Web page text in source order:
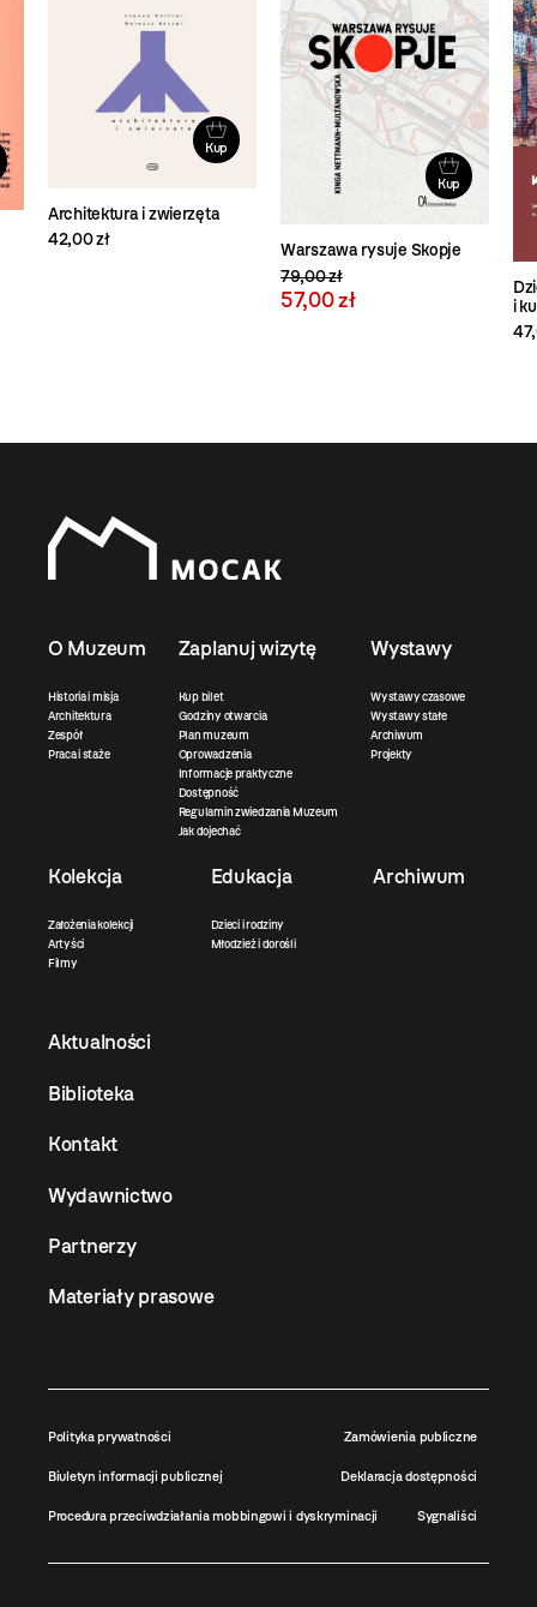
Kup
Architektura i zwierzęta
42,00 zł
Kup
Warszawa rysuje Skopje
79,00 zł
57,00 zł
i
O Muzeum
Historia i misja
Architektura
Zespół
Praca i staże
Zaplanuj wizytę
Kup bilet
Godziny otwarcia
Plan muzeum
Oprowadzenia
Informacje praktyczne
Dostępność
Regulamin zwiedzania Muzeum
Jak dojechać
Wystawy
Wystawy czasowe
Wystawy stałe
Archiwum
Projekty
Kolekcja
Założenia kolekcji
Artyści
Filmy
Edukacja
Dzieci i rodziny
Młodzież i dorośli
Archiwum
Aktualności
Biblioteka
Kontakt
Wydawnictwo
Partnerzy
Materiały prasowe
Polityka prywatności Zamówienia publiczne
Biuletyn informacji publicznej Deklaracja dostępności
Procedura przeciwdziałania mobbingowi i dyskryminacji Sygnaliści